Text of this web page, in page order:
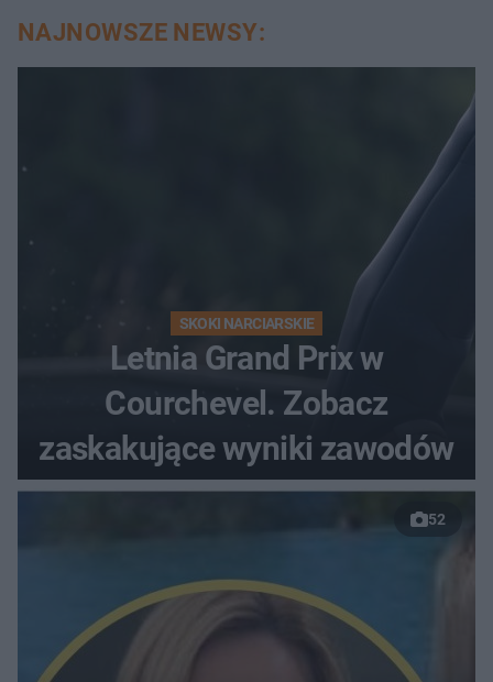
NAJNOWSZE NEWSY:
SKOKI NARCIARSKIE
Letnia Grand Prix w
Courchevel. Zobacz
zaskakujące wyniki zawodów
52